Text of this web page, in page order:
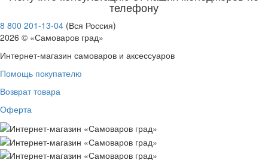
телефону
8 800 201-13-04 (Вся Россия)
2026 © «Самоваров град»
Интернет-магазин самоваров и аксессуаров
Помощь покупателю
Возврат товара
Оферта